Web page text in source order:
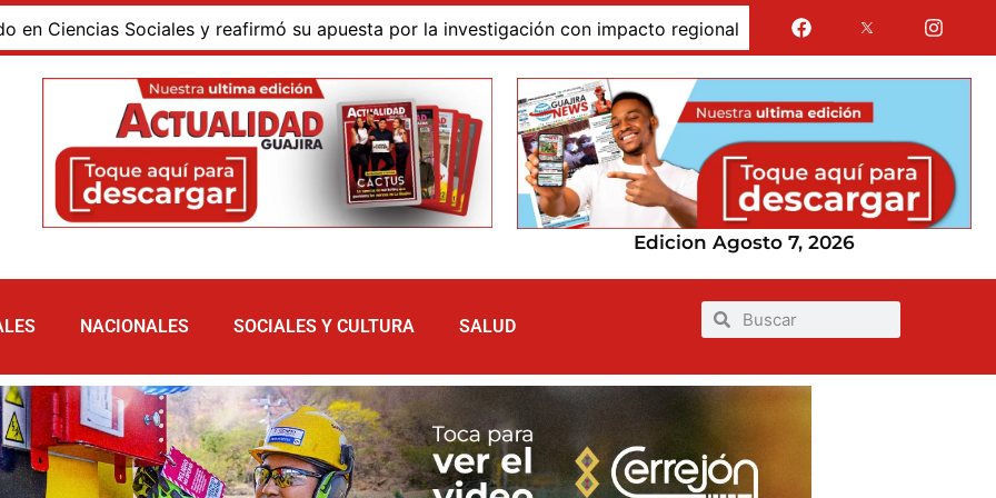
Sociales y reafirmó su apuesta por la investigación con impacto regional Jairo Aguilar cuestionó que se
Edicion Agosto 7, 2026
NACIONALES SOCIALES Y CULTURA SALUD